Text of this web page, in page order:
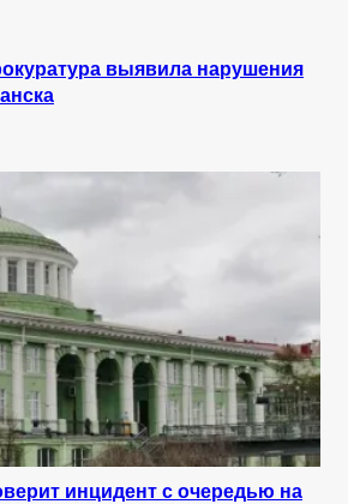
выявила нарушения
инцидент с очередью на